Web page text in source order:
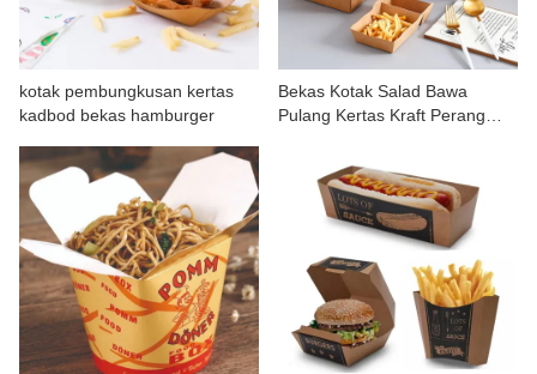
LAWATAN KILANG
HUBUNGI KAMI
kotak pembungkusan kertas
kadbod bekas hamburger
Bekas Kotak Salad Bawa
Pulang Kertas Kraft Perang